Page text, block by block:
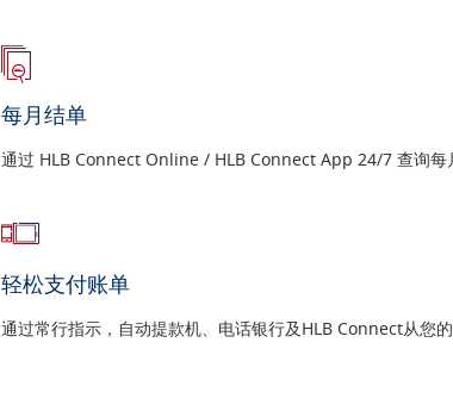
每月结单
通过 HLB Connect Online / HLB Connect App 24/7 查询每
轻松支付账单
通过常行指示，自动提款机、电话银行及HLB Connect从您的